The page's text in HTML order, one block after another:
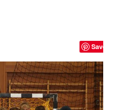
Save